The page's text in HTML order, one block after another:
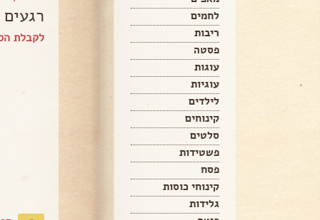
לחמים
ריבות
פסטה
עוגות
עוגיות
לילדים
קינוחים
סלטים
פשטידות
פסח
קינוחי כוסות
גלידות
לקבלת